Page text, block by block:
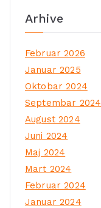
Arhive
Februar 2026
Januar 2025
Oktobar 2024
Septembar 2024
August 2024
Juni 2024
Maj 2024
Mart 2024
Februar 2024
Januar 2024